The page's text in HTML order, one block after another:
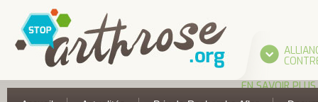
EN SAVOIR PLUS
L’ALLIANCE